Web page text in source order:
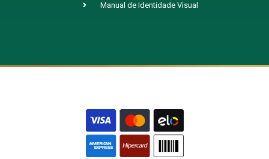
Manual de Identidade Visual